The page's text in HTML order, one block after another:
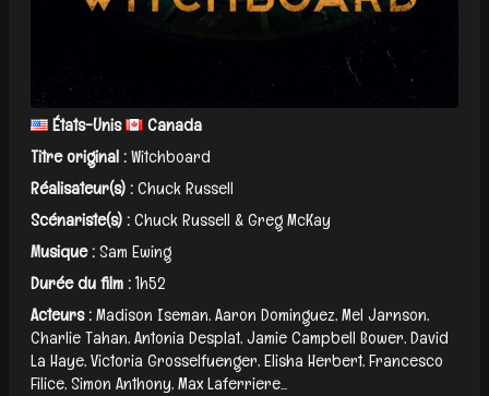
États-Unis
Canada
Titre original :Witchboard
Réalisateur(s) :Chuck Russell
Scénariste(s) :Chuck Russell & Greg McKay
Musique :Sam Ewing
Durée du film :1h52
Acteurs :Madison Iseman, Aaron Dominguez, Mel Jarnson,
Charlie Tahan, Antonia Desplat, Jamie Campbell Bower, David
La Haye, Victoria Grosselfuenger, Elisha Herbert, Francesco
Filice, Simon Anthony, Max Laferriere...